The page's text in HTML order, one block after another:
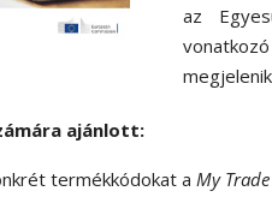
az
ajánlott:
termékkódokat aMy